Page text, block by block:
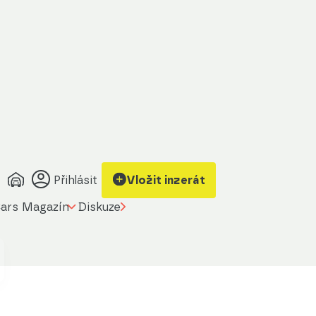
Přihlásit Vložit inzerát
Magazín Diskuze